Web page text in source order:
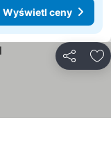
Wyświetl ceny